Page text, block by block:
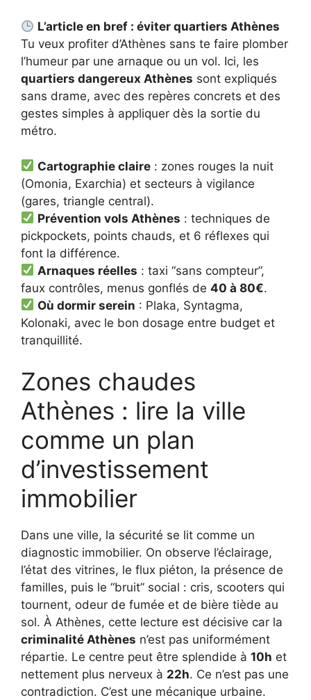
L’article en bref : éviter quartiers Athènes
Tu veux profiter d’Athènes sans te faire plomber
l’humeur par une arnaque ou un vol. Ici, les
quartiers dangereux Athènes sont expliqués
sans drame, avec des repères concrets et des
gestes simples à appliquer dès la sortie du
métro.
Cartographie claire : zones rouges la nuit
(Omonia, Exarchia) et secteurs à vigilance
(gares, triangle central).
Prévention vols Athènes : techniques de
pickpockets, points chauds, et 6 réflexes qui
font la différence.
Arnaques réelles : taxi “sans compteur”,
faux contrôles, menus gonflés de 40 à 80€.
Où dormir serein : Plaka, Syntagma,
Kolonaki, avec le bon dosage entre budget et
tranquillité.
Zones chaudes
Athènes : lire la ville
comme un plan
d’investissement
immobilier
Dans une ville, la sécurité se lit comme un
diagnostic immobilier. On observe l’éclairage,
l’état des vitrines, le flux piéton, la présence de
familles, puis le “bruit” social : cris, scooters qui
tournent, odeur de fumée et de bière tiède au
sol. À Athènes, cette lecture est décisive car la
criminalité Athènes n’est pas uniformément
répartie. Le centre peut être splendide à 10h et
nettement plus nerveux à 22h. Ce n’est pas une
contradiction. C’est une mécanique urbaine.